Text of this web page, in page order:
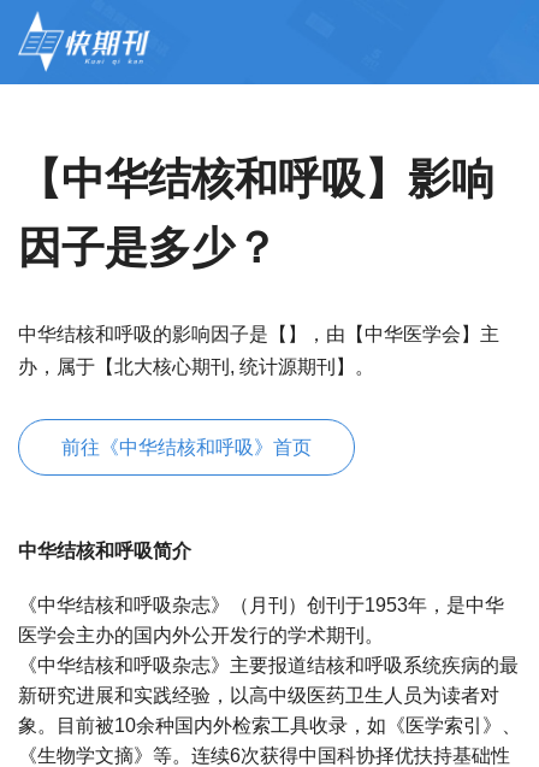
【中华结核和呼吸】影响
因子是多少？
中华结核和呼吸的影响因子是【】，由【中华医学会】主
办，属于【北大核心期刊, 统计源期刊】。
前往《中华结核和呼吸》首页
中华结核和呼吸简介
《中华结核和呼吸杂志》（月刊）创刊于1953年，是中华
医学会主办的国内外公开发行的学术期刊。
《中华结核和呼吸杂志》主要报道结核和呼吸系统疾病的最
新研究进展和实践经验，以高中级医药卫生人员为读者对
象。目前被10余种国内外检索工具收录，如《医学索引》、
《生物学文摘》等。连续6次获得中国科协择优扶持基础性